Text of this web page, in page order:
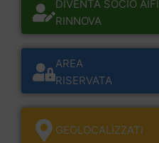
DIVENTA SOCIO AIFI
RINNOVA
AREA
RISERVATA
GEOLOCALÌZZATI